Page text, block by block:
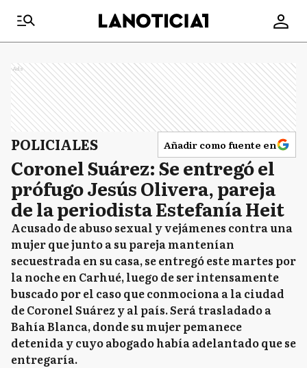
Ads
POLICIALES Añadir como fuente en
Coronel Suárez: Se entregó el
prófugo Jesús Olivera, pareja
de la periodista Estefanía Heit
Acusado de abuso sexual y vejámenes contra una
mujer que junto a su pareja mantenían
secuestrada en su casa, se entregó este martes por
la noche en Carhué, luego de ser intensamente
buscado por el caso que conmociona a la ciudad
de Coronel Suárez y al país. Será trasladado a
Bahía Blanca, donde su mujer pemanece
detenida y cuyo abogado había adelantado que se
entregaría.